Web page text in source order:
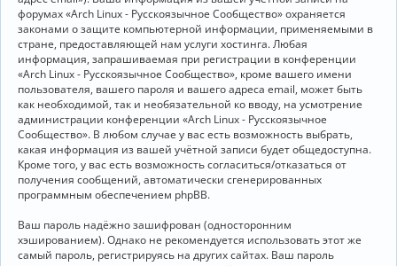
форумах «Arch Linux - Русскоязычное Сообщество» охраняется
законами о защите компьютерной информации, применяемыми в
стране, предоставляющей нам услуги хостинга. Любая
информация, запрашиваемая при регистрации в конференции
«Arch Linux - Русскоязычное Сообщество», кроме вашего имени
пользователя, вашего пароля и вашего адреса email, может быть
как необходимой, так и необязательной ко вводу, на усмотрение
администрации конференции «Arch Linux - Русскоязычное
Сообщество». В любом случае у вас есть возможность выбрать,
какая информация из вашей учётной записи будет общедоступна.
Кроме того, у вас есть возможность согласиться/отказаться от
получения сообщений, автоматически сгенерированных
программным обеспечением phpBB.
Ваш пароль надёжно зашифрован (односторонним
хэшированием). Однако не рекомендуется использовать этот же
самый пароль, регистрируясь на других сайтах. Ваш пароль